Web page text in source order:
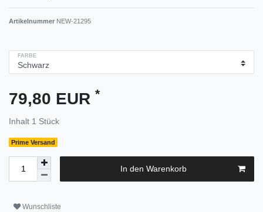
Artikelnummer NEW-21295
FARBE
79,80 EUR *
Inhalt 1 Stück
Prime Versand
In den Warenkorb
Wunschliste